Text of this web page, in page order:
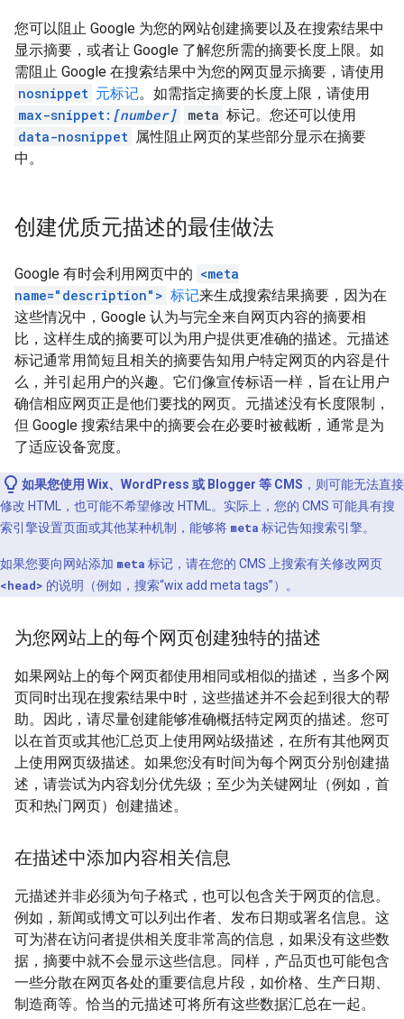
您可以阻止 Google 为您的网站创建摘要以及在搜索结果中
显示摘要，或者让 Google 了解您所需的摘要长度上限。如
需阻止 Google 在搜索结果中为您的网页显示摘要，请使用
nosnippet 元标记。如需指定摘要的长度上限，请使用
max-snippet: [number] meta 标记。您还可以使用
data-nosnippet 属性阻止网页的某些部分显示在摘要
中。
创建优质元描述的最佳做法
Google 有时会利用网页中的 <meta
name="description"> 标记来生成搜索结果摘要，因为在
这些情况中，Google 认为与完全来自网页内容的摘要相
比，这样生成的摘要可以为用户提供更准确的描述。元描述
标记通常用简短且相关的摘要告知用户特定网页的内容是什
么，并引起用户的兴趣。它们像宣传标语一样，旨在让用户
确信相应网页正是他们要找的网页。元描述没有长度限制，
但 Google 搜索结果中的摘要会在必要时被截断，通常是为
了适应设备宽度。
如果您使用 Wix、WordPress 或 Blogger 等 CMS ，则可能无法直接
修改 HTML，也可能不希望修改 HTML。实际上，您的 CMS 可能具有搜
索引擎设置页面或其他某种机制，能够将 meta 标记告知搜索引擎。
如果您要向网站添加 meta 标记，请在您的 CMS 上搜索有关修改网页
<head> 的说明（例如，搜索“wix add meta tags”）。
为您网站上的每个网页创建独特的描述
如果网站上的每个网页都使用相同或相似的描述，当多个网
页同时出现在搜索结果中时，这些描述并不会起到很大的帮
助。因此，请尽量创建能够准确概括特定网页的描述。您可
以在首页或其他汇总页上使用网站级描述，在所有其他网页
上使用网页级描述。如果您没有时间为每个网页分别创建描
述，请尝试为内容划分优先级；至少为关键网址（例如，首
页和热门网页）创建描述。
在描述中添加内容相关信息
元描述并非必须为句子格式，也可以包含关于网页的信息。
例如，新闻或博文可以列出作者、发布日期或署名信息。这
可为潜在访问者提供相关度非常高的信息，如果没有这些数
据，摘要中就不会显示这些信息。同样，产品页也可能包含
一些分散在网页各处的重要信息片段，如价格、生产日期、
制造商等。恰当的元描述可将所有这些数据汇总在一起。